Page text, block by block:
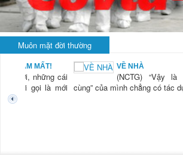
Muôn mặt đời thường
NAM MẤT!
“Xời, những cái
mới gọi là mới
VỀ NHÀ
(NCTG) “Vậy là
cùng” của mình chẳng có tác